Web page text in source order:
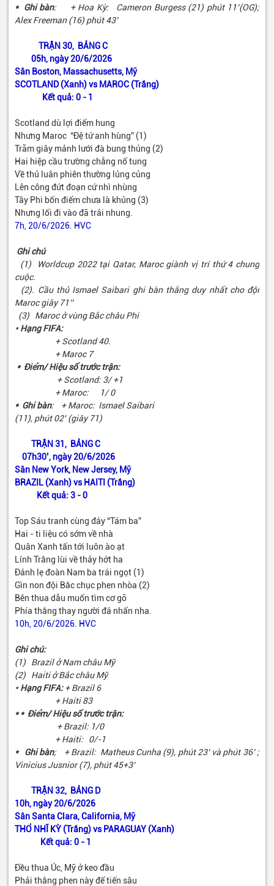
* Ghi bàn: + Hoa Kỳ: Cameron Burgess (21) phút 11’(OG);
Alex Freeman (16) phút 43’
TRẬN 30, BẢNG C
05h, ngày 20/6/2026
Sân Boston, Massachusetts, Mỹ
SCOTLAND (Xanh) vs MAROC (Trắng)
Kết quả: 0 - 1
Scotland dù lợi điểm hung
Nhưng Maroc “Đệ tứ anh hùng” (1)
Trăm giây mảnh lưới đà bung thủng (2)
Hai hiệp cầu trường chẳng nổ tung
Về thủ luân phiên thường lủng củng
Lên công đứt đoạn cứ nhì nhùng
Tây Phi bốn điểm chưa là khủng (3)
Nhưng lối đi vào đã trải nhung.
7h, 20/6/2026. HVC
Ghi chú
(1) Worldcup 2022 tại Qatar, Maroc giành vị trí thứ 4 chung
cuộc.
(2). Cầu thủ Ismael Saibari ghi bàn thắng duy nhất cho đội
Maroc giây 71’’
(3) Maroc ở vùng Bắc châu Phi
*Hạng FIFA:
+ Scotland 40.
+ Maroc 7
* Điểm/ Hiệu số trước trận:
+ Scotland: 3/ +1
+ Maroc: 1/ 0
* Ghi bàn: + Maroc: Ismael Saibari
(11), phút 02’ (giây 71)
TRẬN 31, BẢNG C
07h30’, ngày 20/6/2026
Sân New York, New Jersey, Mỹ
BRAZIL (Xanh) vs HAITI (Trắng)
Kết quả: 3 - 0
Top Sáu tranh cùng đáy “Tám ba”
Hai - ti liệu có sớm về nhà
Quân Xanh tấn tới luôn ào ạt
Lính Trắng lùi về thảy hớt ha
Đánh lẹ đoàn Nam ba trái ngọt (1)
Gìn non đội Bắc chục phen nhòa (2)
Bên thua dẫu muốn tìm cơ gỡ
Phía thắng thay người đá nhẩn nha.
10h, 20/6/2026. HVC
Ghi chú:
(1) Brazil ở Nam châu Mỹ
(2) Haiti ở Bắc châu Mỹ
*Hạng FIFA:+ Brazil 6
+ Haiti 83
* * Điểm/ Hiệu số trước trận:
+ Brazil: 1/0
+ Haiti: 0/-1
* Ghi bàn; + Brazil: Matheus Cunha (9), phút 23’ và phút 36’ ;
Vinicius Jusnior (7), phút 45+3’
TRẬN 32, BẢNG D
10h, ngày 20/6/2026
Sân Santa Clara, California, Mỹ
THỔ NHĨ KỲ (Trắng) vs PARAGUAY (Xanh)
Kết quả: 0 - 1
Đều thua Úc, Mỹ ở keo đầu
Phải thắng phen này để tiến sâu